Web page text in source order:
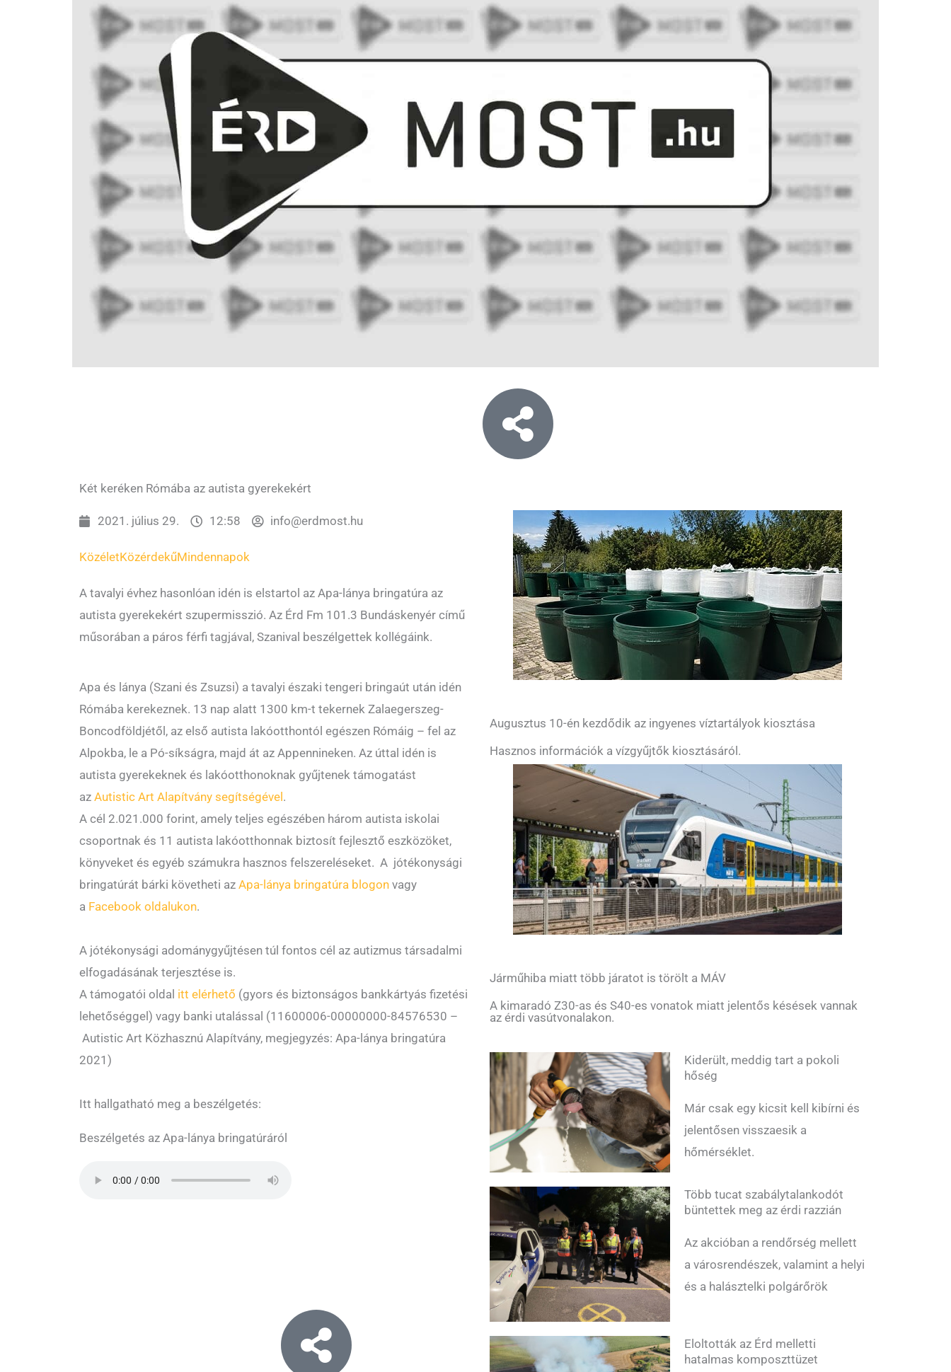
Két keréken Rómába az autista gyerekekért
2021. július 29. 12:58 info@erdmost.hu
KözéletKözérdekűMindennapok
A tavalyi évhez hasonlóan idén is elstartol az Apa-lánya bringatúra az
autista gyerekekért szupermisszió. Az Érd Fm 101.3 Bundáskenyér című
műsorában a páros férfi tagjával, Szanival beszélgettek kollégáink.
Apa és lánya (Szani és Zsuzsi) a tavalyi északi tengeri bringaút után idén
Rómába kerekeznek. 13 nap alatt 1300 km-t tekernek Zalaegerszeg-
Boncodföldjétől, az első autista lakóotthontól egészen Rómáig – fel az
Alpokba, le a Pó-síkságra, majd át az Appennineken. Az úttal idén is
autista gyerekeknek és lakóotthonoknak gyűjtenek támogatást
az Autistic Art Alapítvány segítségével .
A cél 2.021.000 forint, amely teljes egészében három autista iskolai
csoportnak és 11 autista lakóotthonnak biztosít fejlesztő eszközöket,
könyveket és egyéb számukra hasznos felszereléseket. A jótékonysági
bringatúrát bárki követheti az Apa-lánya bringatúra blogon vagy
a Facebook oldalukon.
A jótékonysági adománygyűjtésen túl fontos cél az autizmus társadalmi
elfogadásának terjesztése is.
A támogatói oldal itt elérhető (gyors és biztonságos bankkártyás fizetési
lehetőséggel) vagy banki utalással (11600006-00000000-84576530 –
Autistic Art Közhasznú Alapítvány, megjegyzés: Apa-lánya bringatúra
2021)
Itt hallgatható meg a beszélgetés:
Beszélgetés az Apa-lánya bringatúráról
Augusztus 10-én kezdődik az ingyenes víztartályok kiosztása
Hasznos információk a vízgyűjtők kiosztásáról.
Járműhiba miatt több járatot is törölt a MÁV
A kimaradó Z30-as és S40-es vonatok miatt jelentős késések vannak
az érdi vasútvonalakon.
Kiderült, meddig tart a pokoli
hőség
Már csak egy kicsit kell kibírni és
jelentősen visszaesik a
hőmérséklet.
Több tucat szabálytalankodót
büntettek meg az érdi razzián
Az akcióban a rendőrség mellett
a városrendészek, valamint a helyi
és a halásztelki polgárőrök
Eloltották az Érd melletti
hatalmas komposzttüzet